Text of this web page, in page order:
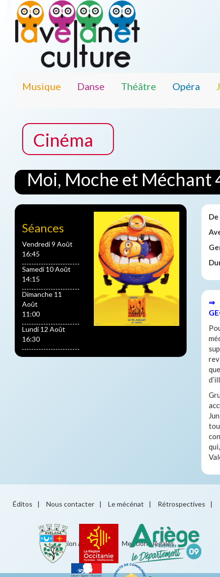
Musique Danse Théâtre Opéra
Cinéma
Moi, Moche et Méchant
Séances
Vendredi 9 Août
16:45
Samedi 10 Août
14:15
Dimanche 11
Août
11:00
Lundi 12 Août
16:30
De
⇒
Éditos | Nous contacter | Le mécénat | Rétrospectives |
Éducation artistique Mentions légales